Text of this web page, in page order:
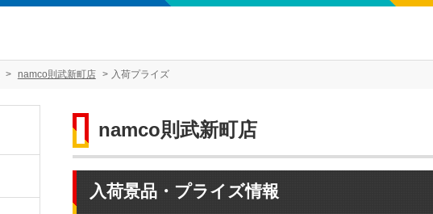
namco則武新町店 入荷プライズ
namco則武新町店
入荷景品・プライズ情報